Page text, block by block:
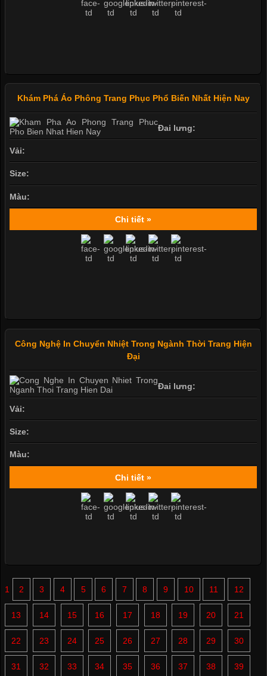
Khám Phá Áo Phông Trang Phục Phổ Biến Nhất Hiện Nay
Đai lưng:
Vải:
Size:
Màu:
Chi tiết »
Công Nghệ In Chuyển Nhiệt Trong Ngành Thời Trang Hiện
Đại
Đai lưng:
Vải:
Size:
Màu:
Chi tiết »
1 2 3 4 5 6 7 8 9 10 11 12
13 14 15 16 17 18 19 20 21
22 23 24 25 26 27 28 29 30
31 32 33 34 35 36 37 38 39